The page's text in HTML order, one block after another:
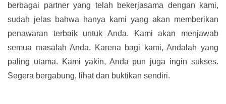
berbagai partner yang telah bekerjasama dengan kami,
sudah jelas bahwa hanya kami yang akan memberikan
penawaran terbaik untuk Anda. Kami akan menjawab
semua masalah Anda. Karena bagi kami, Andalah yang
paling utama. Kami yakin, Anda pun juga ingin sukses.
Segera bergabung, lihat dan buktikan sendiri.